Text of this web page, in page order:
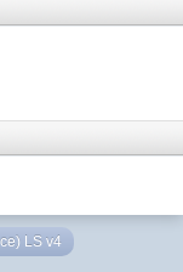
LS v4